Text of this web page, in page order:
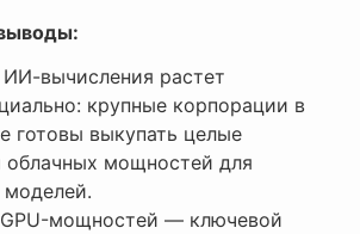
вычисления растет
крупные корпорации в
готовы выкупать целые
облачных мощностей для
моделей.
мощностей — ключевой